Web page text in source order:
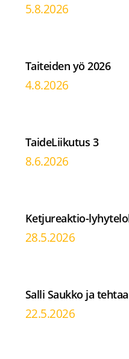
5.8.2026
Taiteiden yö 2026
4.8.2026
TaideLiikutus 3
8.6.2026
Ketjureaktio-
28.5.2026
Salli Saukko ja
22.5.2026